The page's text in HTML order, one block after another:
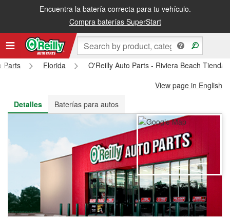
Encuentra la batería correcta para tu vehículo.
Compra baterías SuperStart
Recibe tu orden gratis al día siguiente o recógela en la tienda
Parts Florida
O'Reilly Auto Parts - Riviera Beach Tienda
View page in English
Detalles
Baterías para autos